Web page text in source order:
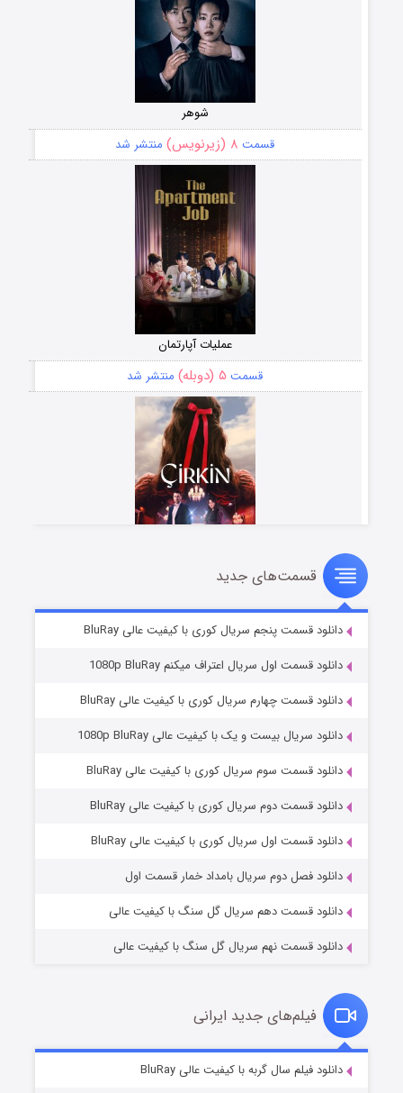
شوهر
قسمت ۸ (زیرنویس) منتشر شد
عملیات آپارتمان
قسمت ۵ (دوبله) منتشر شد
سریال زشت
قسمت۲ (زیرنویس) منتشر شد
مردگان متحرک: شهر مرده ۳
قسمت۲ (زیرنویس) منتشر شد
قسمت۷ (زیرنویس) منتشر شد
قسمت‌های جدید
دانلود قسمت پنجم سریال کوری با کیفیت عالی BluRay
دانلود قسمت اول سریال اعتراف میکنم 1080p BluRay
دانلود قسمت چهارم سریال کوری با کیفیت عالی BluRay
دانلود سریال بیست و یک با کیفیت عالی 1080p BluRay
دانلود قسمت سوم سریال کوری با کیفیت عالی BluRay
دانلود قسمت دوم سریال کوری با کیفیت عالی BluRay
دانلود قسمت اول سریال کوری با کیفیت عالی BluRay
دانلود فصل دوم سریال بامداد خمار قسمت اول
دانلود قسمت دهم سریال گل سنگ با کیفیت عالی
دانلود قسمت نهم سریال گل سنگ با کیفیت عالی
فیلم‌های جدید ایرانی
دانلود فیلم سال گربه با کیفیت عالی BluRay